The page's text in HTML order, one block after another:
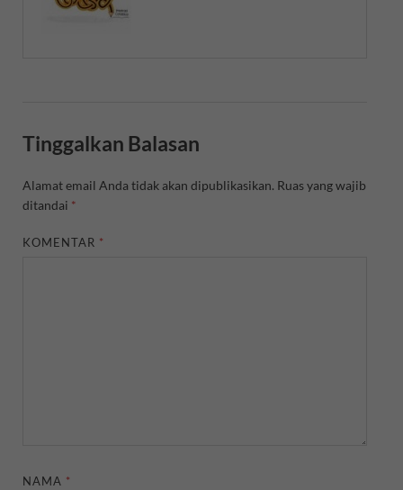
Tinggalkan Balasan
Alamat email Anda tidak akan dipublikasikan. Ruas yang wajib
ditandai *
KOMENTAR *
NAMA *